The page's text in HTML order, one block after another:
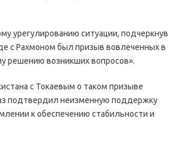
урегулированию ситуации, подчеркнув
с Рахмоном был призыв вовлеченных в
решению возникших вопросов».
с Токаевым о таком призыве
подтвердил неизменную поддержку
к обеспечению стабильности и